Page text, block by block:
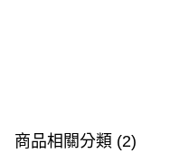
商品相關分類 (2)